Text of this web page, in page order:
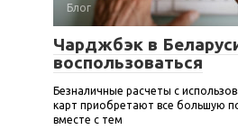
Блог
Чарджбэк в
воспользоваться
Безналичные расчеты с
карт приобретают все большую
вместе с тем